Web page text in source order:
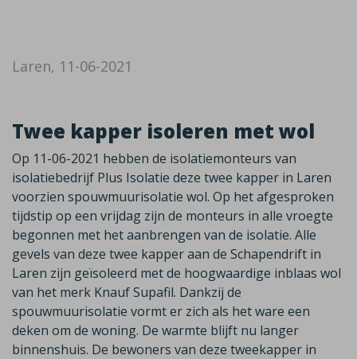
Laren, 11-06-2021
Twee kapper isoleren met wol
Op 11-06-2021 hebben de isolatiemonteurs van
isolatiebedrijf Plus Isolatie deze twee kapper in Laren
voorzien spouwmuurisolatie wol. Op het afgesproken
tijdstip op een vrijdag zijn de monteurs in alle vroegte
begonnen met het aanbrengen van de isolatie. Alle
gevels van deze twee kapper aan de Schapendrift in
Laren zijn geïsoleerd met de hoogwaardige inblaas wol
van het merk Knauf Supafil. Dankzij de
spouwmuurisolatie vormt er zich als het ware een
deken om de woning. De warmte blijft nu langer
binnenshuis. De bewoners van deze tweekapper in